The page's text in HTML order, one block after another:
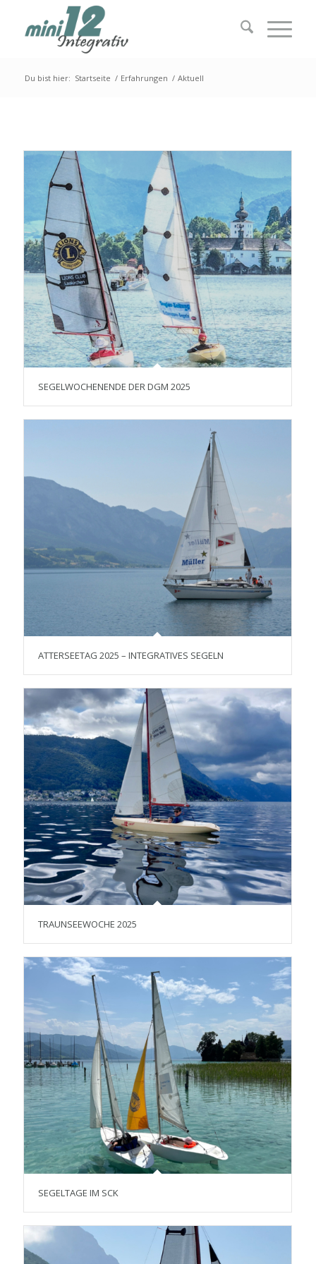
Du bist hier: Startseite / Erfahrungen / Aktuell
SEGELWOCHENENDE DER DGM 2025
ATTERSEETAG 2025 – INTEGRATIVES SEGELN
TRAUNSEEWOCHE 2025
SEGELTAGE IM SCK